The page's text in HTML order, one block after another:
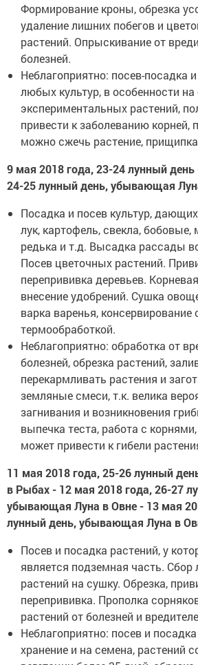
Формирование кроны, обрезка
удаление лишних побегов и
растений. Опрыскивание от
болезней.
Неблагоприятно: посев-посадка
любых культур, в особенности
экспериментальных растений,
привести к заболеванию корней,
можно сжечь растение,
9 мая 2018 года, 23-24 лунный
24-25 лунный день, убывающая
Посадка и посев культур,
лук, картофель, свекла, бобовые,
редька и т.д. Высадка рассады
Посев цветочных растений.
перепрививка деревьев.
внесение удобрений. Сушка
варка варенья, консервирование
термообработкой.
Неблагоприятно: обработка от
болезней, обрезка растений,
перекармливать растения и
земляные смеси, т.к. велика
загнивания и возникновения
выпечка теста, работа с
может привести к гибели
11 мая 2018 года, 25-26 лунный
в Рыбах - 12 мая 2018 года, 26-27
убывающая Луна в Овне - 13 мая
лунный день, убывающая Луна в
Посев и посадка растений, у
является подземная часть. Сбор
растений на сушку. Обрезка,
перепрививка. Прополка
растений от болезней и
Неблагоприятно: посев и
хранение и на семена, растений